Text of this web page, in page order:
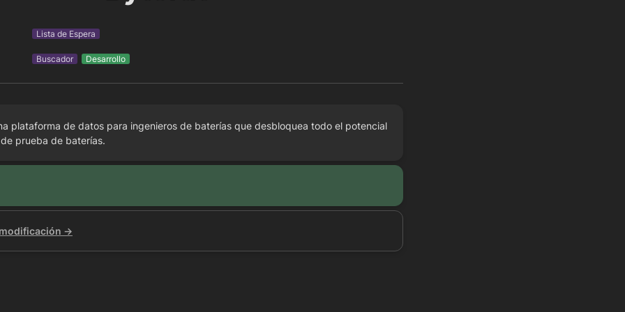
Lista de Espera
Buscador Desarrollo
plataforma de datos para ingenieros de baterías que desbloquea todo el potencial
prueba de baterías.
→